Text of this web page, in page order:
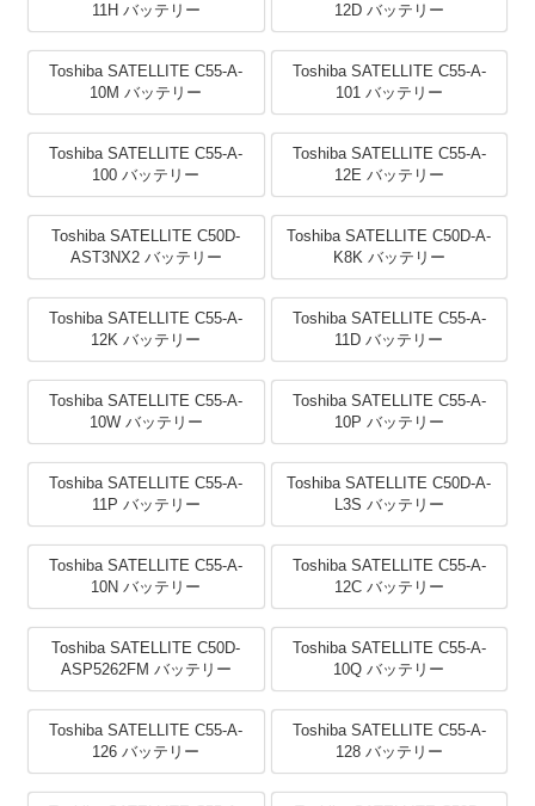
11H バッテリー
12D バッテリー
Toshiba SATELLITE C55-A-
10M バッテリー
Toshiba SATELLITE C55-A-
101 バッテリー
Toshiba SATELLITE C55-A-
100 バッテリー
Toshiba SATELLITE C55-A-
12E バッテリー
Toshiba SATELLITE C50D-
AST3NX2 バッテリー
Toshiba SATELLITE C50D-A-
K8K バッテリー
Toshiba SATELLITE C55-A-
12K バッテリー
Toshiba SATELLITE C55-A-
11D バッテリー
Toshiba SATELLITE C55-A-
10W バッテリー
Toshiba SATELLITE C55-A-
10P バッテリー
Toshiba SATELLITE C55-A-
11P バッテリー
Toshiba SATELLITE C50D-A-
L3S バッテリー
Toshiba SATELLITE C55-A-
10N バッテリー
Toshiba SATELLITE C55-A-
12C バッテリー
Toshiba SATELLITE C50D-
ASP5262FM バッテリー
Toshiba SATELLITE C55-A-
10Q バッテリー
Toshiba SATELLITE C55-A-
126 バッテリー
Toshiba SATELLITE C55-A-
128 バッテリー